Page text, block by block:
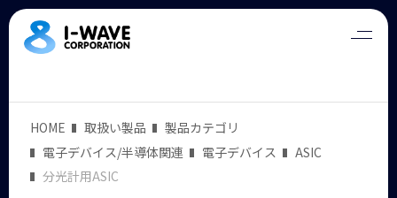
HOME 取扱い製品
製品カテゴリ
電子デバイス/半導体関連
電子デバイス
ASIC
分光計用ASIC